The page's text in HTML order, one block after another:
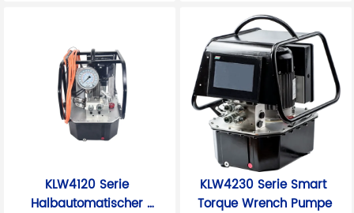
KLW4120 Serie
Halbautomatischer
KLW4230 Serie Smart
Torque Wrench Pumpe